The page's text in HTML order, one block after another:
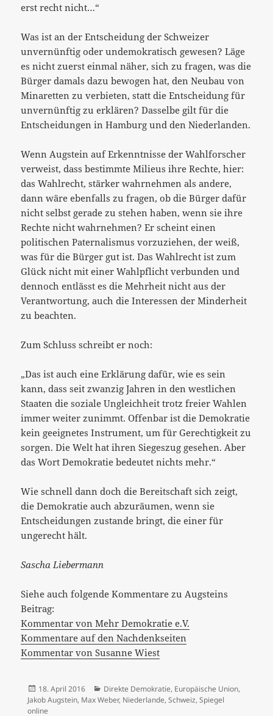
erst recht nicht…“
Was ist an der Entscheidung der Schweizer
unvernünftig oder undemokratisch gewesen? Läge
es nicht zuerst einmal näher, sich zu fragen, was die
Bürger damals dazu bewogen hat, den Neubau von
Minaretten zu verbieten, statt die Entscheidung für
unvernünftig zu erklären? Dasselbe gilt für die
Entscheidungen in Hamburg und den Niederlanden.
Wenn Augstein auf Erkenntnisse der Wahlforscher
verweist, dass bestimmte Milieus ihre Rechte, hier:
das Wahlrecht, stärker wahrnehmen als andere,
dann wäre ebenfalls zu fragen, ob die Bürger dafür
nicht selbst gerade zu stehen haben, wenn sie ihre
Rechte nicht wahrnehmen? Er scheint einen
politischen Paternalismus vorzuziehen, der weiß,
was für die Bürger gut ist. Das Wahlrecht ist zum
Glück nicht mit einer Wahlpflicht verbunden und
dennoch entlässt es die Mehrheit nicht aus der
Verantwortung, auch die Interessen der Minderheit
zu beachten.
Zum Schluss schreibt er noch:
„Das ist auch eine Erklärung dafür, wie es sein
kann, dass seit zwanzig Jahren in den westlichen
Staaten die soziale Ungleichheit trotz freier Wahlen
immer weiter zunimmt. Offenbar ist die Demokratie
kein geeignetes Instrument, um für Gerechtigkeit zu
sorgen. Die Welt hat ihren Siegeszug gesehen. Aber
das Wort Demokratie bedeutet nichts mehr.“
Wie schnell dann doch die Bereitschaft sich zeigt,
die Demokratie auch abzuräumen, wenn sie
Entscheidungen zustande bringt, die einer für
ungerecht hält.
Sascha Liebermann
Siehe auch folgende Kommentare zu Augsteins
Beitrag:
Kommentar von Mehr Demokratie e.V.
Kommentare auf den Nachdenkseiten
Kommentar von Susanne Wiest
Veröffentlicht
am
18. April 2016 Kategorien
Direkte Demokratie, Europäische Union,
Jakob Augstein, Max Weber, Niederlande, Schweiz, Spiegel
online